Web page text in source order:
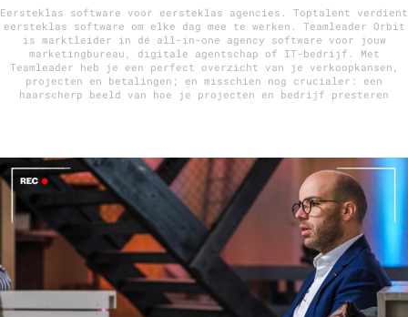
Adverteren
Events
Opleidingen
Vacatures
Partners
Topics
Artificial Intelligence
Bureaus
Campagnes
Carriere
Eersteklas software voor eersteklas agencies. Toptalent verdient
eersteklas software om elke dag mee te werken. Teamleader Orbit
is marktleider in dé all-in-one agency software voor jouw
marketingbureau, digitale agentschap of IT-bedrijf. Met
Teamleader heb je een perfect overzicht van je verkoopkansen,
projecten en betalingen; en misschien nog crucialer: een
haarscherp beeld van hoe je projecten en bedrijf presteren